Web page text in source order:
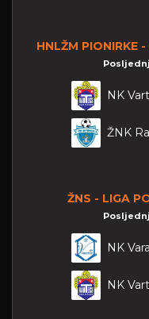
HNLŽM PIONIRKE
NK
ŽNK
ŽNS - LIGA
NK
NK